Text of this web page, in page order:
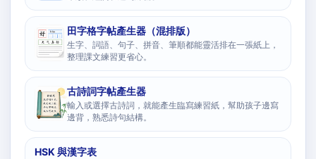
田字格字帖產生器（混排版）
生字、詞語、句子、拼音、筆順都能靈活排在一張紙上，
整理課文練習更省心。
古詩詞字帖產生器
輸入或選擇古詩詞，就能產生臨寫練習紙，幫助孩子邊寫
邊背，熟悉詩句結構。
HSK 與漢字表